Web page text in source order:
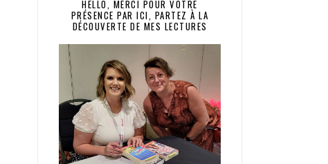
HELLO, MERCI POUR VOTRE
PRÉSENCE PAR ICI, PARTEZ À LA
DÉCOUVERTE DE MES LECTURES